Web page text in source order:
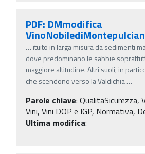
PDF: DMmodifica
… ituito in larga misura da sedimenti
dove predominano le sabbie
maggiore altitudine. Altri suoli, in
che scendono verso la Valdichia…
Parole chiave: QualitaSicurezza,
Vini, Vini DOP e IGP, Normativa,
Ultima modifica: